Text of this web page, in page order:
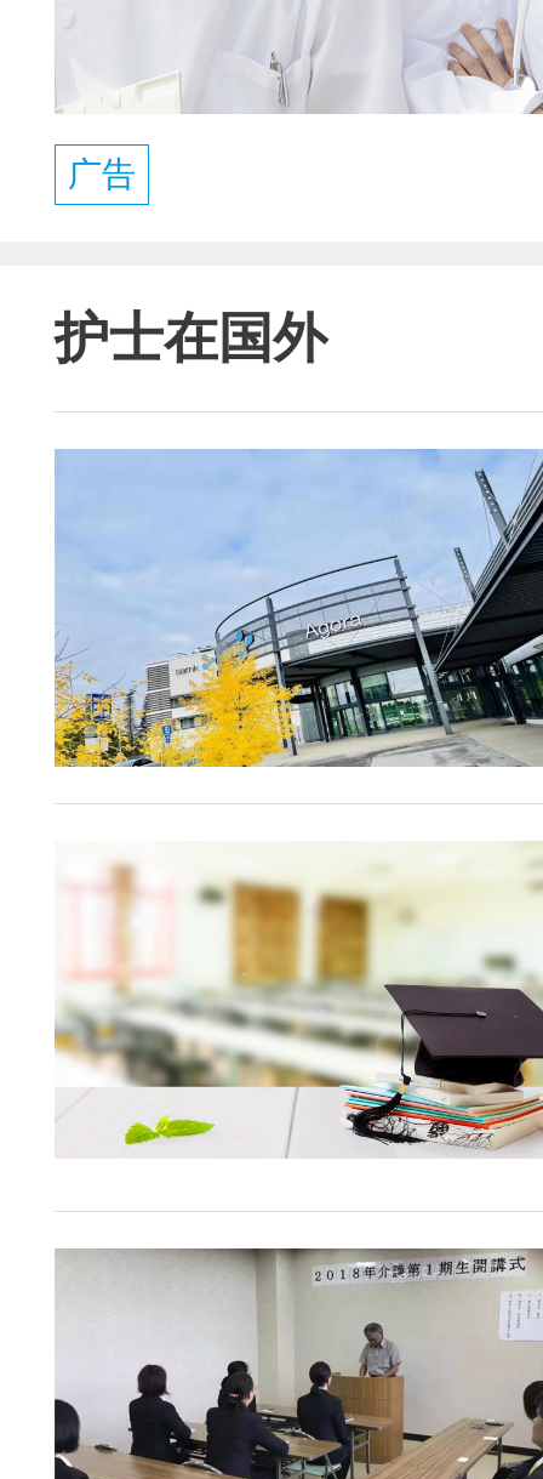
广告
护士在国外